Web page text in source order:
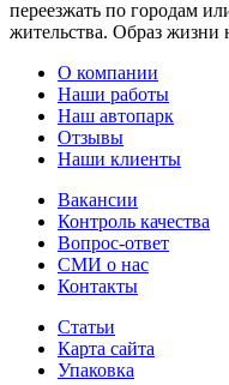
переезжать по городам
жительства. Образ жизни
О компании
Наши работы
Наш автопарк
Отзывы
Наши клиенты
Вакансии
Контроль качества
Вопрос-ответ
СМИ о нас
Контакты
Статьи
Карта сайта
Упаковка